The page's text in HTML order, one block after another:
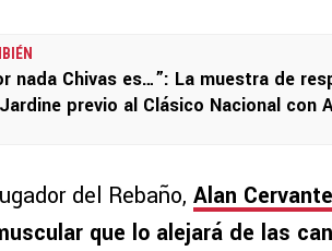
nada Chivas es…”: La muestra de
previo al Clásico Nacional con
del Rebaño, Alan
que lo alejará de las